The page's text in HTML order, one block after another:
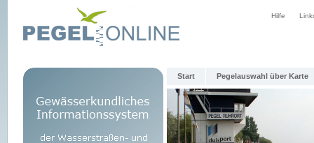
Hilfe
Start Pegelauswahl über Karte